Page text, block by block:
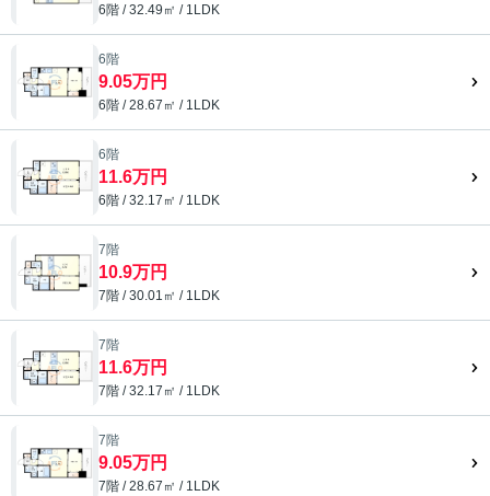
6階 / 32.49㎡ / 1LDK
6階
9.05万円
6階 / 28.67㎡ / 1LDK
6階
11.6万円
6階 / 32.17㎡ / 1LDK
7階
10.9万円
7階 / 30.01㎡ / 1LDK
7階
11.6万円
7階 / 32.17㎡ / 1LDK
7階
9.05万円
7階 / 28.67㎡ / 1LDK